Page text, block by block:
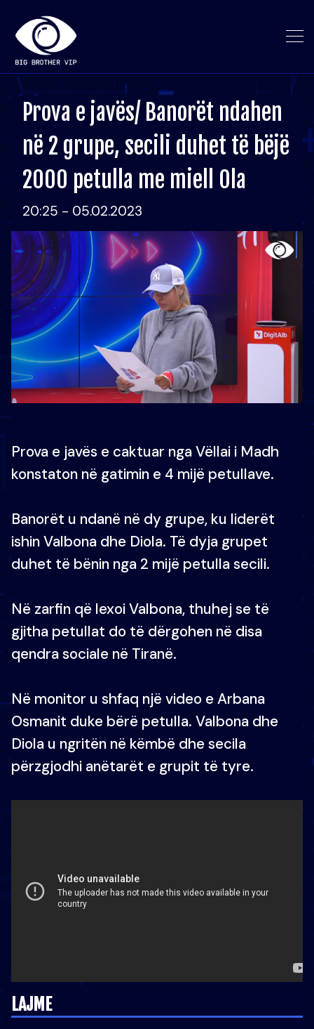
Prova e javës/ Banorët ndahen
në 2 grupe, secili duhet të bëjë
2000 petulla me miell Ola
20:25 - 05.02.2023
Prova e javës e caktuar nga Vëllai i Madh
konstaton në gatimin e 4 mijë petullave.
Banorët u ndanë në dy grupe, ku liderët
ishin Valbona dhe Diola. Të dyja grupet
duhet të bënin nga 2 mijë petulla secili.
Në zarfin që lexoi Valbona, thuhej se të
gjitha petullat do të dërgohen në disa
qendra sociale në Tiranë.
Në monitor u shfaq një video e Arbana
Osmanit duke bërë petulla. Valbona dhe
Diola u ngritën në këmbë dhe secila
përzgjodhi anëtarët e grupit të tyre.
LAJME